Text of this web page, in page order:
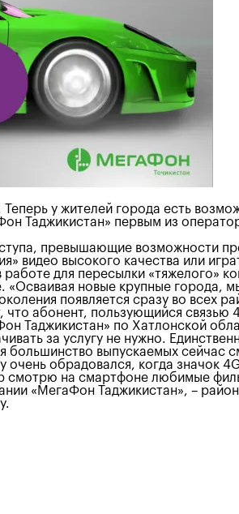
у жителей города есть
Таджикистан» первым из
превышающие возможности
видео высокого качества или
для пересылки «тяжелого»
новые крупные города,
появляется сразу во всех
абонент, пользующийся связью
Таджикистан» по Хатлонской
за услугу не нужно.
большинство выпускаемых
обрадовался, когда значок
смотрю на смартфоне любимые
«МегаФон Таджикистан», –